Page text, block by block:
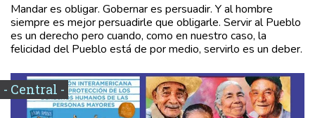
Mandar es obligar. Gobernar es persuadir. Y al hombre
siempre es mejor persuadirle que obligarle. Servir al Pueblo
es un derecho pero cuando, como en nuestro caso, la
felicidad del Pueblo está de por medio, servirlo es un deber.
- Central -